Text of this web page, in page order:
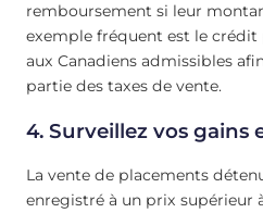
remboursement si leur
exemple fréquent est le crédit
aux Canadiens admissibles
partie des taxes de vente.
4. Surveillez vos gains
La vente de placements
enregistré à un prix supérieur